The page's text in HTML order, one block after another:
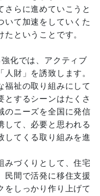
らに進めていこうと
いて加速をしていくた
ということです。
化では、アクティブ
財」を誘致します。
福祉の取り組みにして
とするシーンはたくさ
のニーズを全国に発信
して、必要と思われる
してくる取り組みを進
づくりとして、住宅
民間で活発に移住支援
をしっかり作り上げて